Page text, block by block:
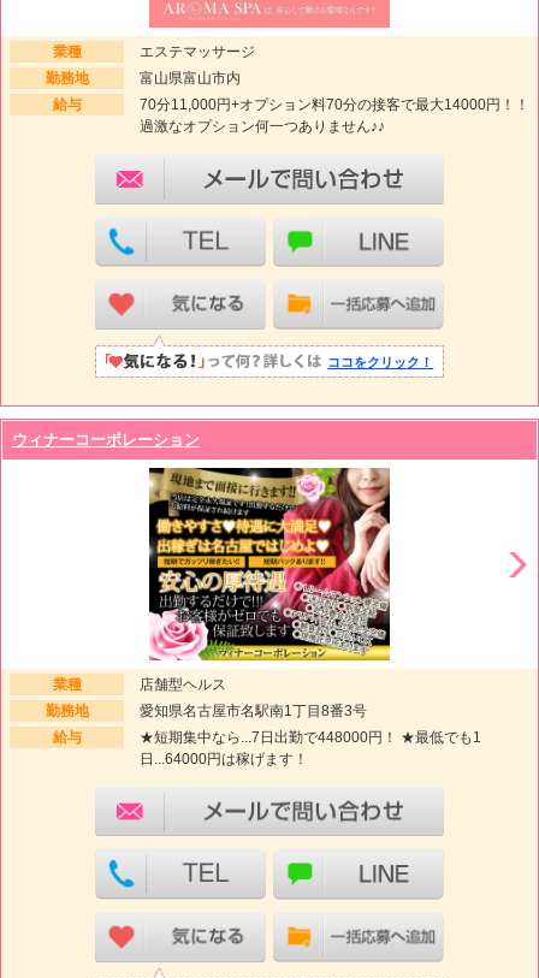
業種
エステマッサージ
勤務地
富山県富山市内
給与
70分11,000円+オプション料70分の接客で最大14000円！！
過激なオプション何一つありません♪♪
ココをクリック！
ウィナーコーポレーション
業種
店舗型ヘルス
勤務地
愛知県名古屋市名駅南1丁目8番3号
給与
★短期集中なら...7日出勤で448000円！ ★最低でも1
日...64000円は稼げます！